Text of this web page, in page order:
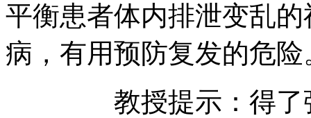
平衡患者体内排泄变乱
病，有用预防复发的危险
教授提示：得了强